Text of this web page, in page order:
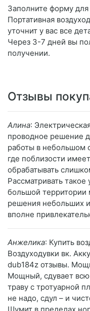
Заполните форму для
Портативная
уточнит у вас все
Через 3-7 дней вы
получении.
Отзывы
Алина:
проводное решение
работы в небольшом
где поблизости
обрабатывать
Рассматривать
большой территории
решения небольших
вполне
Анжелика: Купить
Воздуходувки вк.
dub184z отзывы.
Мощный, сдувает
траву с тротуарной
не надо, сдул – и